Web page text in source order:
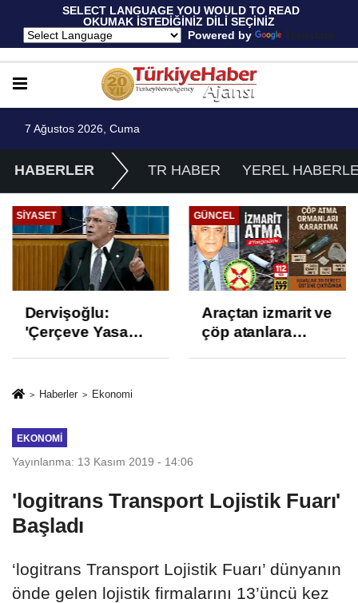
SELECT LANGUAGE YOU WOULD TO READ
OKUMAK İSTEDİĞİNİZ DİLİ SEÇİNİZ
Powered by
Translate
7 Ağustos 2026, Cuma
HABERLER TR HABER YEREL
SIYASET
Dervişoğlu:
'Çerçeve Yasa
ve İhanet
GÜNCEL
Araçtan izmarit ve
çöp atanlara
Haberler Ekonomi
EKONOMI
Yayınlanma: 13 Kasım 2019 - 14:06
'logitrans Transport Lojistik Fuarı'
Başladı
‘logitrans Transport Lojistik Fuarı’ dünyanın
önde gelen lojistik firmalarını 13’üncü kez